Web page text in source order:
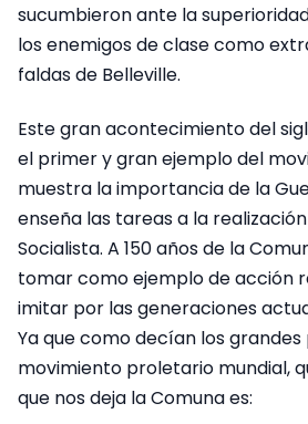
sucumbieron ante la
los enemigos de clase como
faldas de Belleville.
Este gran acontecimiento del
el primer y gran ejemplo del
muestra la importancia de la
enseña las tareas a la
Socialista. A 150 años de la
tomar como ejemplo de acción
imitar por las generaciones
Ya que como decían los
movimiento proletario mundial,
que nos deja la Comuna es: